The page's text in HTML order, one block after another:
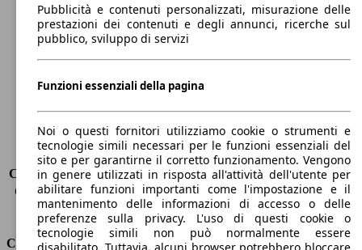
Lunghezza
4600 mm
Altezza
1490 mm
Larghezza
Peso massimo
1850 kg
Sedili
5
Carico sul tetto
-
Capacità di traino (senza freni) -
Capacità di traino (con freni)
1300 kg
Volume del bagagliaio
530 - 1658 l
Consumi
Pubblicità e contenuti personalizzati, misurazione delle
prestazioni dei contenuti e degli annunci, ricerche sul
pubblico, sviluppo di servizi
Funzioni essenziali della pagina
Noi o questi fornitori utilizziamo cookie o strumenti e
tecnologie simili necessari per le funzioni essenziali del
sito e per garantirne il corretto funzionamento. Vengono
in genere utilizzati in risposta all'attività dell'utente per
abilitare funzioni importanti come l'impostazione e il
mantenimento delle informazioni di accesso o delle
preferenze sulla privacy. L'uso di questi cookie o
tecnologie simili non può normalmente essere